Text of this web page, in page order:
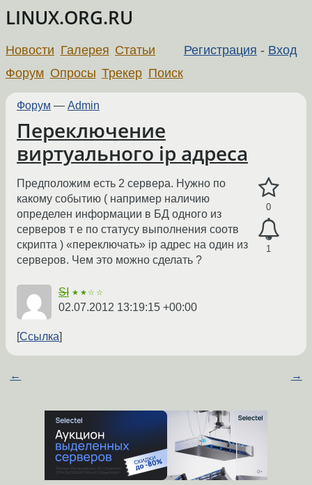
LINUX.ORG.RU
Регистрация - Вход
Новости Галерея Статьи
Форум Опросы Трекер Поиск
Форум — Admin
Переключение
виртуального ip адреса
0
1
Предположим есть 2 сервера. Нужно по
какому событию ( например наличию
определен информации в БД одного из
серверов т е по статусу выполнения соотв
скрипта ) «переключать» ip адрес на один из
серверов. Чем это можно сделать ?
SI ★★☆☆
02.07.2012 13:19:15 +00:00
Ссылка
← →